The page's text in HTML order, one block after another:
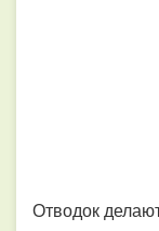
Отводок